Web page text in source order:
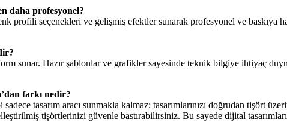
daha profesyonel?
profili seçenekleri ve gelişmiş efektler sunarak profesyonel ve baskıya
sunar. Hazır şablonlar ve grafikler sayesinde teknik bilgiye ihtiyaç
farkı nedir?
tasarım aracı sunmakla kalmaz; tasarımlarınızı doğrudan tişört
tişörtlerinizi güvenle bastırabilirsiniz. Bu sayede dijital